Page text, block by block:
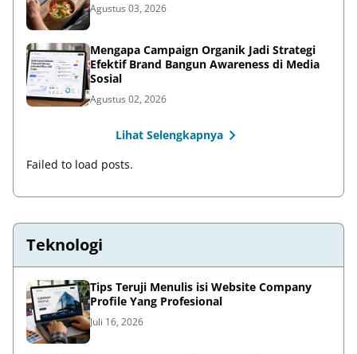
Agustus 03, 2026
Mengapa Campaign Organik Jadi Strategi
Efektif Brand Bangun Awareness di Media
Sosial
Agustus 02, 2026
Lihat Selengkapnya
Failed to load posts.
Teknologi
Tips Teruji Menulis isi Website Company
Profile Yang Profesional
Juli 16, 2026